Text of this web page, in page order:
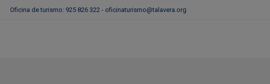
Oficina de turismo: 925 826 322 - oficinaturismo@talavera.org